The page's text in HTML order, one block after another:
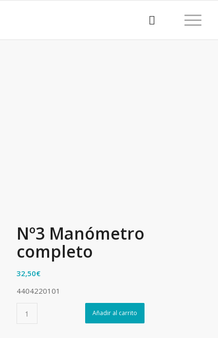
Nº3 Manómetro
completo
32,50€
4404220101
Añadir al carrito